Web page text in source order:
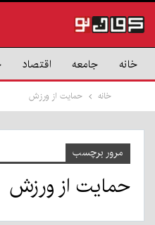
خانه جامعه اقتصاد
خانه حمایت از ورزش
مرور برچسب
حمایت از ورزش